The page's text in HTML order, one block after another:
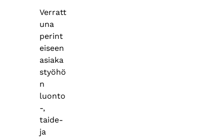
Verratt
una
perint
eiseen
asiaka
styöhö
n
luonto
-,
taide-
ja